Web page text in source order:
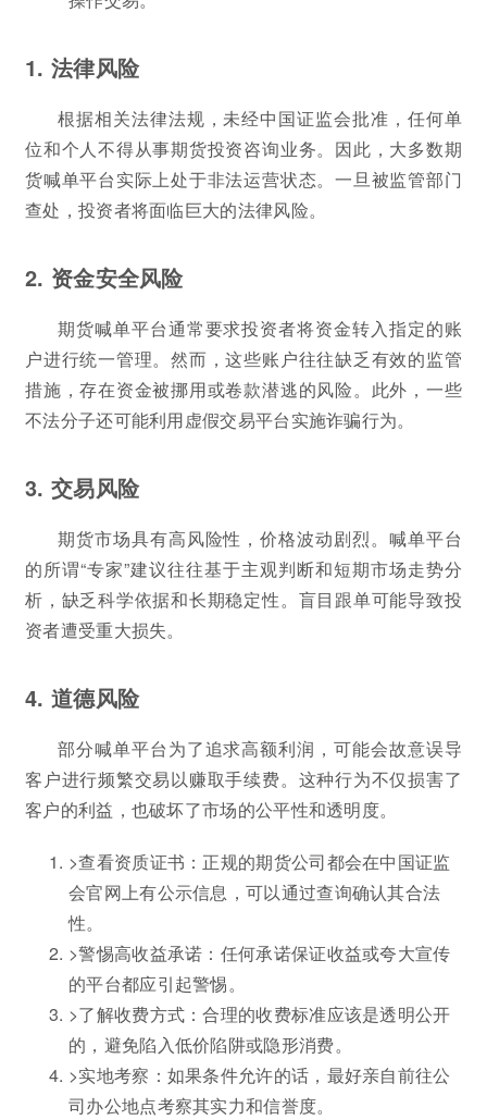
1. 法律风险
根据相关法律法规，未经中国证监会批准，任何单
位和个人不得从事期货投资咨询业务。因此，大多数期
货喊单平台实际上处于非法运营状态。一旦被监管部门
查处，投资者将面临巨大的法律风险。
2. 资金安全风险
期货喊单平台通常要求投资者将资金转入指定的账
户进行统一管理。然而，这些账户往往缺乏有效的监管
措施，存在资金被挪用或卷款潜逃的风险。此外，一些
不法分子还可能利用虚假交易平台实施诈骗行为。
3. 交易风险
期货市场具有高风险性，价格波动剧烈。喊单平台
的所谓“专家”建议往往基于主观判断和短期市场走势分
析，缺乏科学依据和长期稳定性。盲目跟单可能导致投
资者遭受重大损失。
4. 道德风险
部分喊单平台为了追求高额利润，可能会故意误导
客户进行频繁交易以赚取手续费。这种行为不仅损害了
客户的利益，也破坏了市场的公平性和透明度。
>查看资质证书：正规的期货公司都会在中国证监
会官网上有公示信息，可以通过查询确认其合法
性。
>警惕高收益承诺：任何承诺保证收益或夸大宣传
的平台都应引起警惕。
>了解收费方式：合理的收费标准应该是透明公开
的，避免陷入低价陷阱或隐形消费。
>实地考察：如果条件允许的话，最好亲自前往公
司办公地点考察其实力和信誉度。